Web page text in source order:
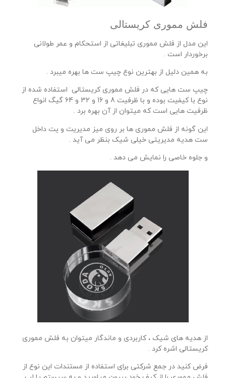
فلش مموری کریستالی
این مدل از فلش مموری تبلیغاتی از استحکام و عمر طولانی
برخوردار است .
به همین دلیل از بهترین نوع چیپ ست ها بهره میبرد .
چیپ ست هایی که در فلش مموری کریستالی استفاده شده از
نوع با کیفیت بوده و با ظرفیت 8 و 16 و 32 و 64 گیگ انواع
ظرفیت هایی است که میتوان از آن بهره برد .
این گونه از فلش مموری ها بر روی میز مدیریت و یت داخل
ست هدیه مدیریتی خیلی شیک بنظر می آید .
و جلوه خاصی را نمایش می دهد .
از هدیه های شیک ، کاربردی و ماندگار میتوان به فلش مموری
کریستالی اشره کرد .
فرض کنید در جمع شرکتی برای استفاده از مستندات این نوع از